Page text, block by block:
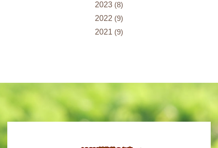
2023 (8)
2022 (9)
2021 (9)